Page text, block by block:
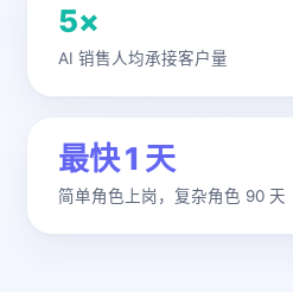
5×
AI 销售人均承接客户量
最快 1 天
简单角色上岗，复杂角色 90 天